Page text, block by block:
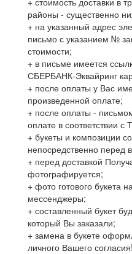
районы - существенно
+ на указанный адрес
письмо с указанием №
стоимости;
+ в письме имеется
СБЕРБАНК-Эквайринг
+ после оплаты у Вас
произведенной оплате;
+ после оплаты -
оплате в соответствии
+ букеты и композиции
непосредственно перед
+ перед доставкой
фотографируется;
+ фото готового букета
мессенджеры;
+ составленный букет
который Вы заказали;
+ замена в букете
личного Вашего